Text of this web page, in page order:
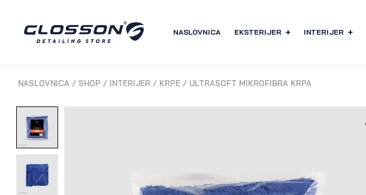
NASLOVNICA EKSTERIJER INTERIJER
NASLOVNICA / SHOP / INTERIJER / KRPE / ULTRASOFT MIKROFIBRA KRPA